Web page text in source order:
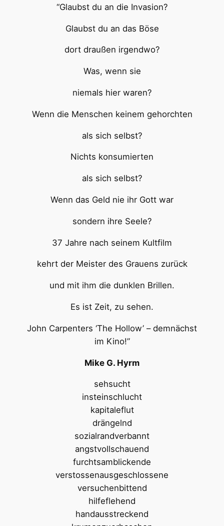
“Glaubst du an die Invasion?
Glaubst du an das Böse
dort draußen irgendwo?
Was, wenn sie
niemals hier waren?
Wenn die Menschen keinem gehorchten
als sich selbst?
Nichts konsumierten
als sich selbst?
Wenn das Geld nie ihr Gott war
sondern ihre Seele?
37 Jahre nach seinem Kultfilm
kehrt der Meister des Grauens zurück
und mit ihm die dunklen Brillen.
Es ist Zeit, zu sehen.
John Carpenters ‘The Hollow’ – demnächst
im Kino!”
Mike G. Hyrm
sehsucht
insteinschlucht
kapitaleflut
drängelnd
sozialrandverbannt
angstvollschauend
furchtsamblickende
verstossenausgeschlossene
versuchenbittend
hilfeflehend
handausstreckend